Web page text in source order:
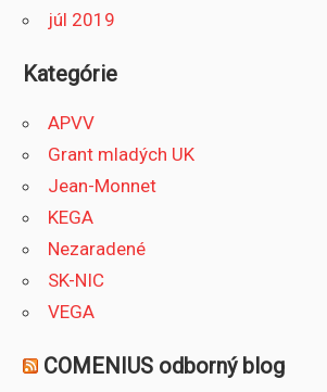
júl 2019
Kategórie
APVV
Grant mladých UK
Jean-Monnet
KEGA
Nezaradené
SK-NIC
VEGA
COMENIUS odborný blog